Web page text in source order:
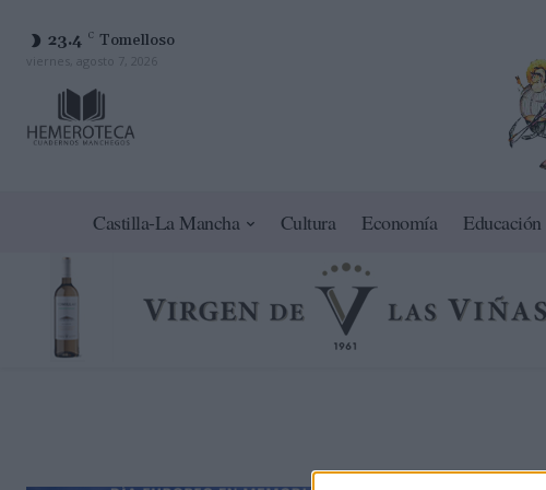
23.4 C Tomelloso
viernes, agosto 7, 2026
Castilla-La Mancha Cultura Economía Educación